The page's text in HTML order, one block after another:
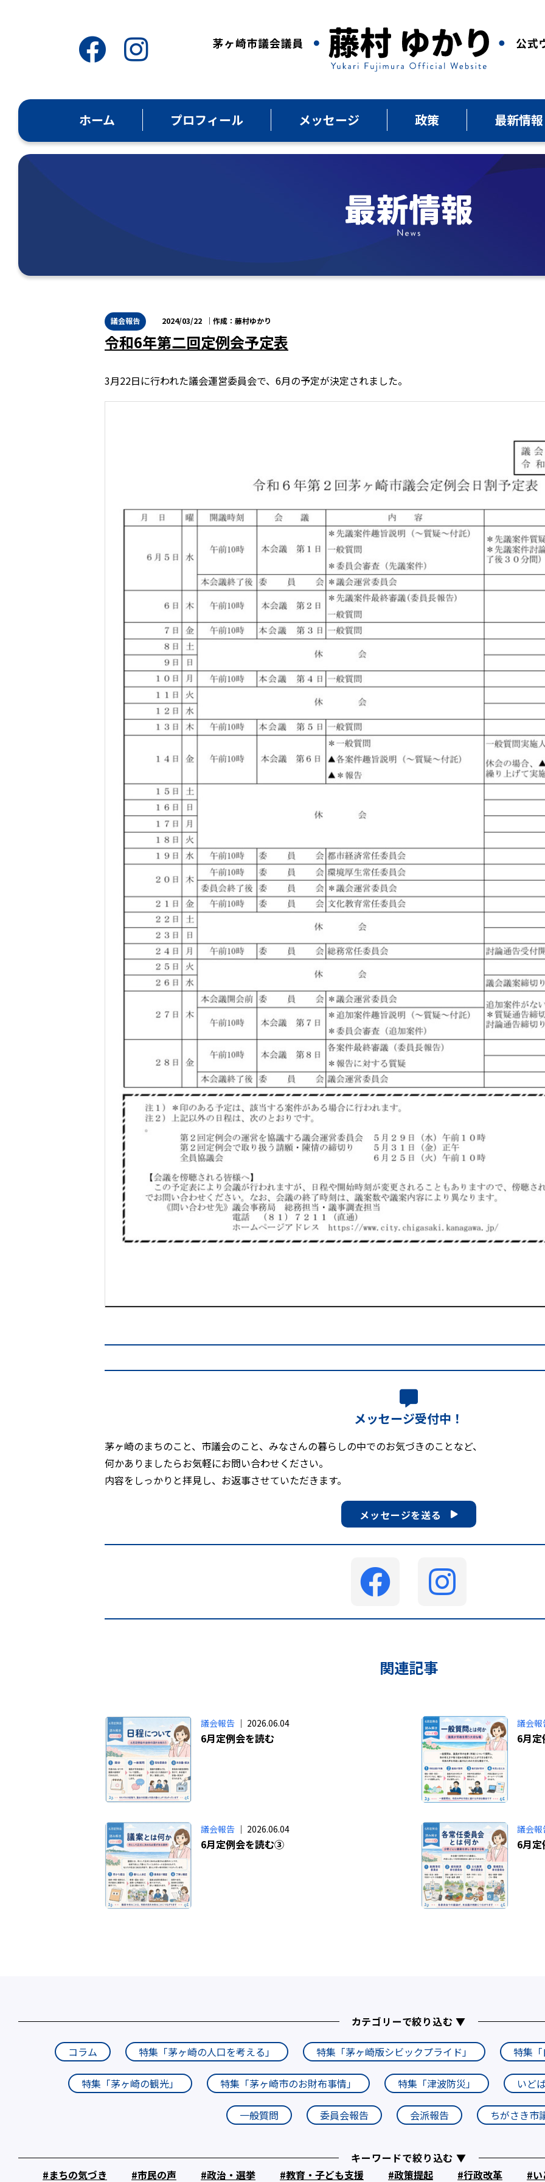
ホーム プロフィール メッセージ 政策 最新情報
議会報告 2024/03/22 藤村ゆかり
令和6年第二回定例会予定表
3月22日に行われた議会運営委員会で、6月の予定が決定されました。
メッセージ受付中！
茅ヶ崎のまちのこと、市議会のこと、みなさんの暮らしの中でのお気づきのことなど、
何かありましたらお気軽にお問い合わせください。
内容をしっかりと拝見し、お返事させていただきます。
メッセージを送る
関連記事
議会報告 ｜ 2026.06.04
6月定例会を読む
議会報
6月
議会報告 ｜ 2026.06.04
6月定例会を読む③
議会報
6月
カテゴリーで絞り込む ▼
コラム 特集「茅ヶ崎の人口を考える」 特集「茅ヶ崎版シビックプライド」 特集
特集「茅ヶ崎の観光」 特集「茅ヶ崎市のお財布事情」 特集「津波防災」 いど
一般質問 委員会報告 会派報告 ちがさき市
キーワードで絞り込む ▼
まちの気づき
市民の声 政治・選挙 教育・子ども支援 政策提起 行政改革